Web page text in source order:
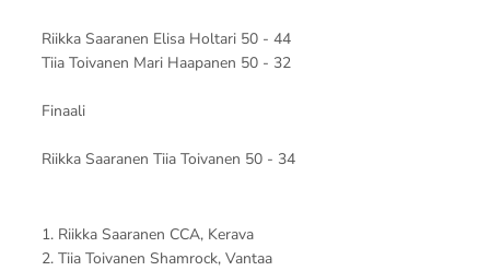
Riikka Saaranen Elisa Holtari 50 - 44
Tiia Toivanen Mari Haapanen 50 - 32
Finaali
Riikka Saaranen Tiia Toivanen 50 - 34
1. Riikka Saaranen CCA, Kerava
2. Tiia Toivanen Shamrock, Vantaa